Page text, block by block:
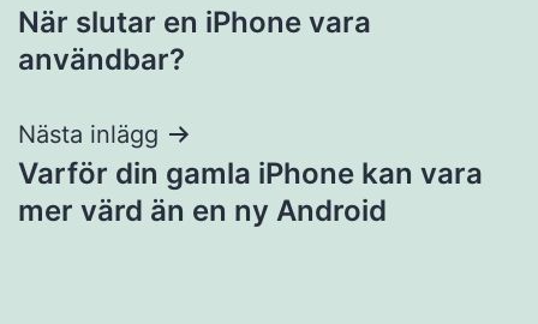
När slutar en iPhone vara
användbar?
Nästa inlägg
Varför din gamla iPhone kan vara
mer värd än en ny Android